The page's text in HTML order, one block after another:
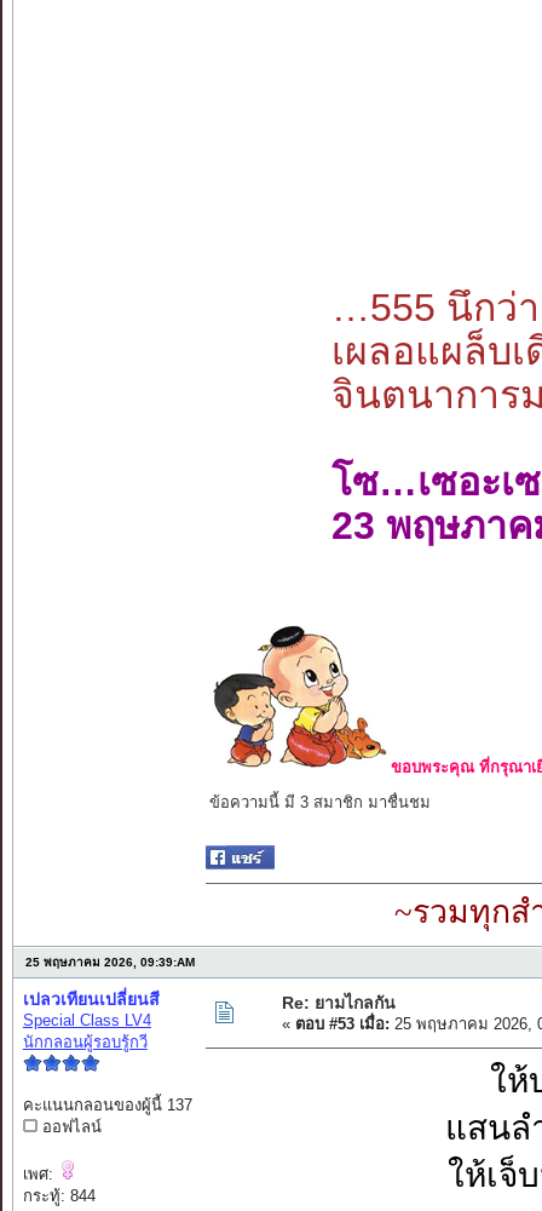
…555 นึกว่
เผลอแผล็บเ
จินตนาการ
โซ…เซอะเ
23 พฤษภาค
ขอบพระคุณ ที่กรุณาเ
ข้อความนี้ มี 3 สมาชิก มาชื่นชม
~รวมทุกส
25 พฤษภาคม 2026, 09:39:AM
เปลวเทียนเปลี่ยนสี
Special Class LV4
นักกลอนผู้รอบรู้กวี
คะแนนกลอนของผู้นี้ 137
ออฟไลน์
เพศ:
กระทู้: 844
Re: ยามไกลกัน
« ตอบ #53 เมื่อ: 25 พฤษภาคม 2026,
ให้
แสนล
ให้เจ็